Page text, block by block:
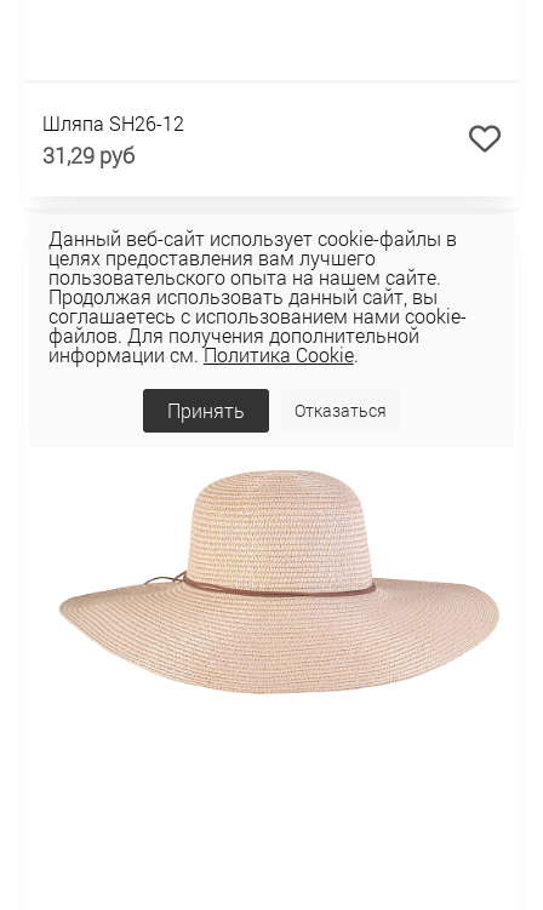
Шляпа SH26-12
31,29 руб
Данный веб-сайт использует cookie-файлы в
целях предоставления вам лучшего
пользовательского опыта на нашем сайте.
Продолжая использовать данный сайт, вы
соглашаетесь с использованием нами cookie-
файлов. Для получения дополнительной
информации см.Политика Cookie.
Принять Отказаться